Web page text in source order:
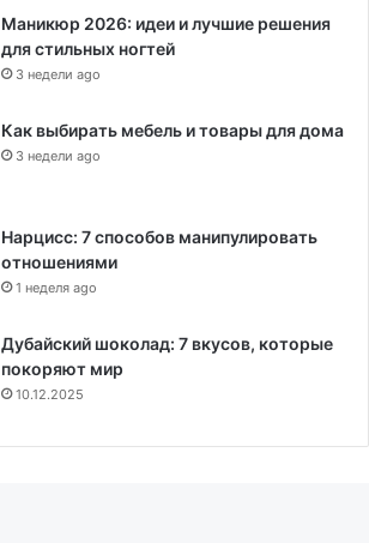
Маникюр 2026: идеи и лучшие решения
для стильных ногтей
3 недели ago
Как выбирать мебель и товары для дома
3 недели ago
Нарцисс: 7 способов манипулировать
отношениями
1 неделя ago
Дубайский шоколад: 7 вкусов, которые
покоряют мир
10.12.2025